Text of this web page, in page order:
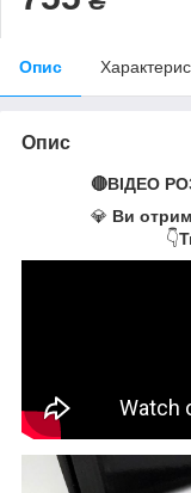
Опис
Опис
🔴ВІДЕО
💎 Ви
👇